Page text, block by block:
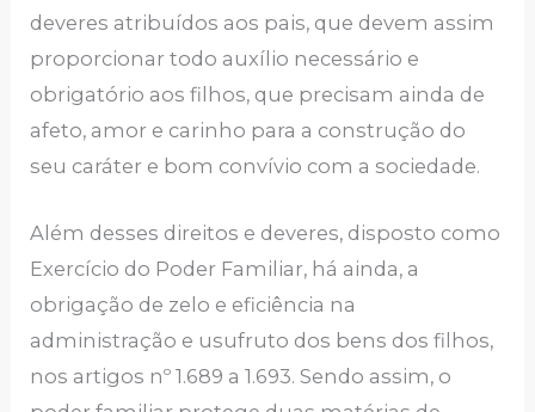
deveres atribuídos aos pais, que devem assim
proporcionar todo auxílio necessário e
obrigatório aos filhos, que precisam ainda de
afeto, amor e carinho para a construção do
seu caráter e bom convívio com a sociedade.
Além desses direitos e deveres, disposto como
Exercício do Poder Familiar, há ainda, a
obrigação de zelo e eficiência na
administração e usufruto dos bens dos filhos,
nos artigos nº 1.689 a 1.693. Sendo assim, o